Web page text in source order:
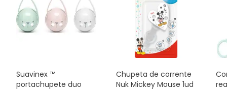
Suavinex ™
portachupete duo
Chupeta de corrente
Nuk Mickey Mouse 1ud